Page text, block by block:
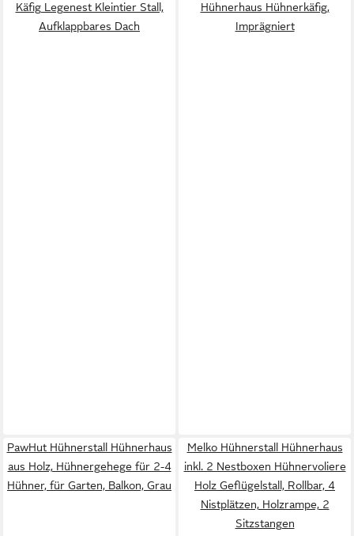
Käfig Legenest Kleintier Stall,
Aufklappbares Dach
Hühnerhaus Hühnerkäfig,
Imprägniert
PawHut Hühnerstall Hühnerhaus
aus Holz, Hühnergehege für 2-4
Hühner, für Garten, Balkon, Grau
Melko Hühnerstall Hühnerhaus
inkl. 2 Nestboxen Hühnervoliere
Holz Geflügelstall, Rollbar, 4
Nistplätzen, Holzrampe, 2
Sitzstangen